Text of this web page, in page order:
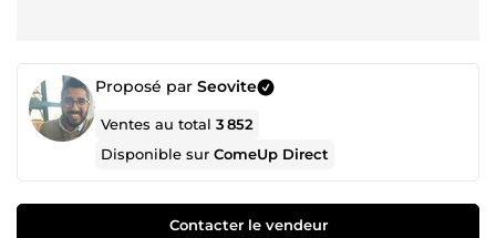
Proposé par Seovite
Ventes au total3 852
Disponible surComeUp Direct
Contacter le vendeur